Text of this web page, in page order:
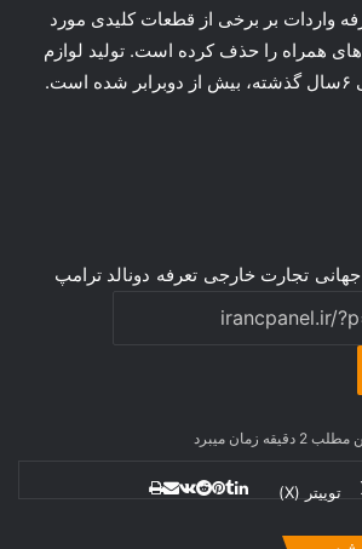
واردات بر برخی از قطعات کلیدی مورد
همراه را حذف کرده است. تولید لوازم
تجارت خارجی تعرفه دونالد ترامپ
زمان میبرد
توییتر (X)